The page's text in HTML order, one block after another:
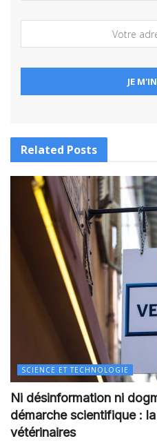
Related Posts
SCIENCE ET TECHNOLOGIE
Ni désinformation ni
démarche scientifique :
vétérinaires